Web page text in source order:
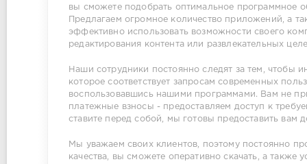
вы сможете подобрать оптимальное программное
Предлагаем огромное количество приложений, а
эффективно использовать возможности своего
редактирования контента или развлекательных
Наши сотрудники постоянно следят за тем,
которое соответствует запросам современных
воспользовавшись нашими программами. Вам не
платежные взносы - предоставляем доступ к
ставите перед собой, мы готовы предоставить
Мы уважаем своих клиентов, поэтому постоянно
качества, вы сможете оперативно скачать, а